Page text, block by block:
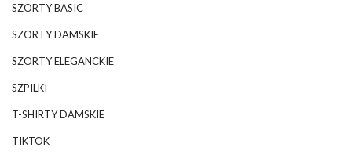
SZORTY BASIC
SZORTY DAMSKIE
SZORTY ELEGANCKIE
SZPILKI
T-SHIRTY DAMSKIE
TIKTOK